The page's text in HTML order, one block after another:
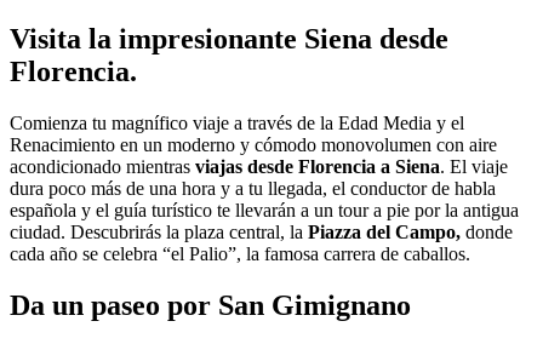
Visita la impresionante Siena desde
Florencia.
Comienza tu magnífico viaje a través de la Edad Media y el
Renacimiento en un moderno y cómodo monovolumen con aire
acondicionado mientras viajas desde Florencia a Siena. El viaje
dura poco más de una hora y a tu llegada, el conductor de habla
española y el guía turístico te llevarán a un tour a pie por la antigua
ciudad. Descubrirás la plaza central, la Piazza del Campo, donde
cada año se celebra “el Palio”, la famosa carrera de caballos.
Da un paseo por San Gimignano